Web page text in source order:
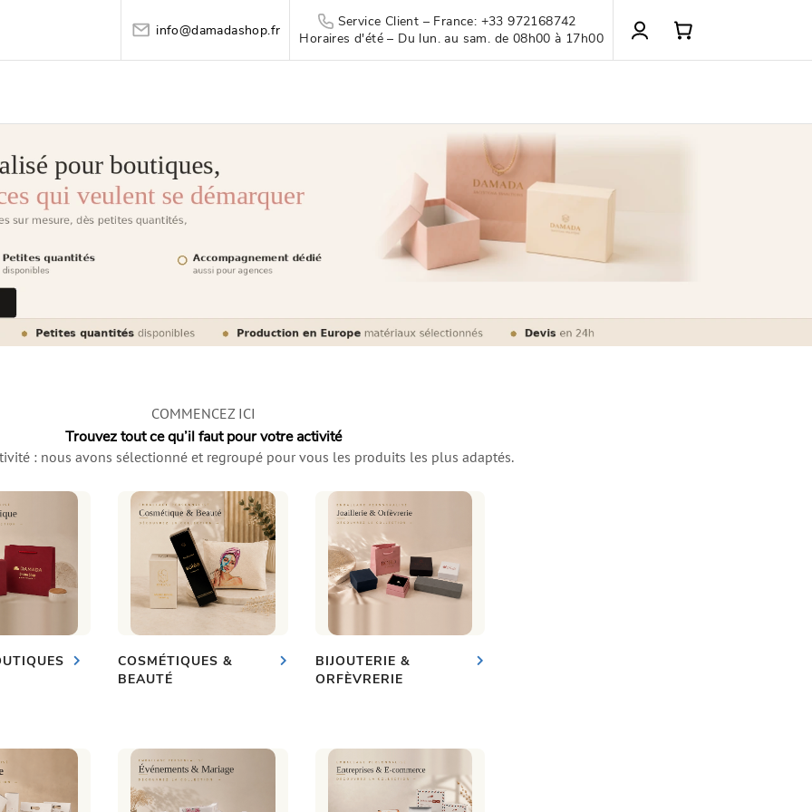
info@damadashop.fr
Service Client – France: +33 972168742
Horaires d'été – Du lun. au sam. de 08h00 à 17h00
COMMENCEZ ICI
Trouvez tout ce qu’il faut pour votre activité
: nous avons sélectionné et regroupé pour vous les produits les plus adaptés.
COSMÉTIQUES &
BEAUTÉ
BIJOUTERIE &
ORFÈVRERIE